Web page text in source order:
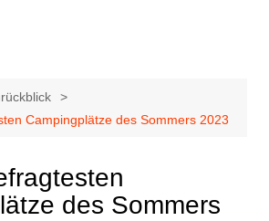
Campingplätze des Sommers 2023
des Sommers